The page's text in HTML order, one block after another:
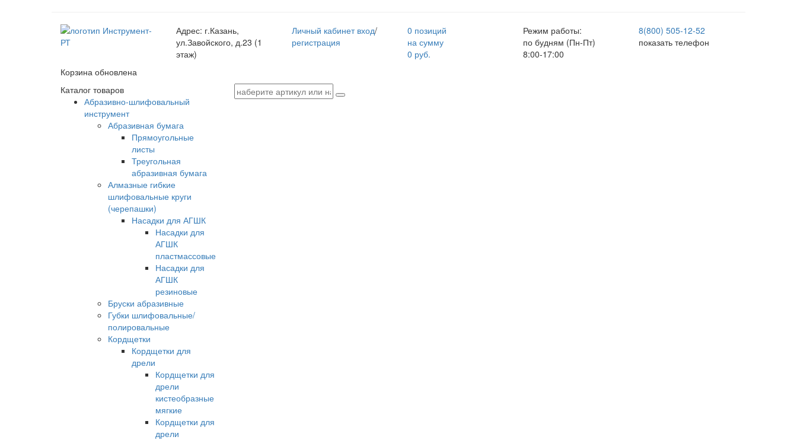
Адрес: г.Казань,
ул.Завойского, д.23 (1
этаж)
Личный кабинет вход/
регистрация
0 позиций
на сумму
0 руб.
Режим работы:
по будням (Пн-Пт)
8:00-17:00
8(800) 505-12-52
показать телефон
Корзина обновлена
Каталог товаров
Абразивно-шлифовальный
инструмент
Абразивная бумага
Прямоугольные
листы
Треугольная
абразивная бумага
Алмазные гибкие
шлифовальные круги
(черепашки)
Насадки для АГШК
Насадки для
АГШК
пластмассовые
Насадки для
АГШК
резиновые
Бруски абразивные
Губки шлифовальные/
полировальные
Кордщетки
Кордщетки для
дрели
Кордщетки для
дрели
кистеобразные
мягкие
Кордщетки для
дрели